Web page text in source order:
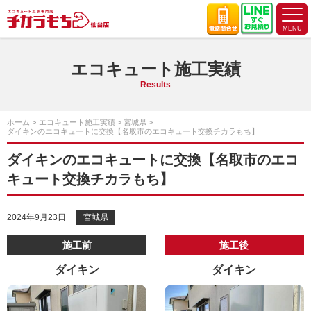
エコキュート施工実績
Results
ホーム エコキュート施工実績
宮城県
ダイキンのエコキュートに交換【名取市のエコキュート交換チカラもち】
ダイキンのエコキュートに交換【名取市のエコ
キュート交換チカラもち】
2024年9月23日 宮城県
施工前
ダイキン
施工後
ダイキン